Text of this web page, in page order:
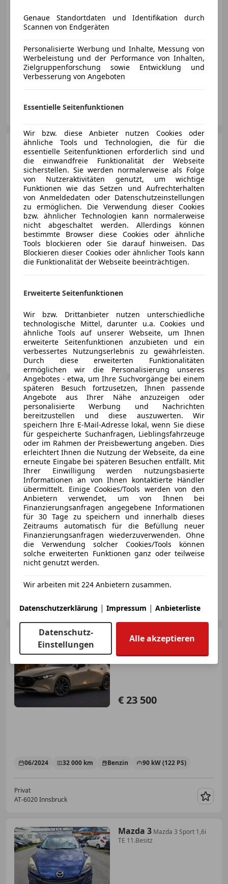
€ 2 250
05/2003 108 000 km Benzin
Privat
Mazda 2 1,25i Plusline II
€ 550
03/2005 110 100 km Benzin 55 kW (75 PS)
Privat
AT-6020 Innsbruck
Mazda 3 Sport CD150
Revolution Top
€ 9 999
AT-6020 Innsbruck
Mazda 3 Mazda 3 e-Skyactiv-
(Sonderedition z.B. Farbe "Sand")
€ 23 500
06/2024 32 000 km Benzin 90 kW (122 PS)
Privat
AT-6020 Innsbruck
Mazda 3 Mazda 3 Sport 1,6i
TE 11.Besitz
Genaue Standortdaten und Identifikation durch
Scannen von Endgeräten
Personalisierte Werbung und Inhalte, Messung von
Werbeleistung und der Performance von Inhalten,
Zielgruppenforschung sowie Entwicklung und
Verbesserung von Angeboten
Essentielle Seitenfunktionen
Wir bzw. diese Anbieter nutzen Cookies oder
ähnliche Tools und Technologien, die für die
essentielle Seitenfunktionen erforderlich sind und
die einwandfreie Funktionalität der Webseite
sicherstellen. Sie werden normalerweise als Folge
von Nutzeraktivitäten genutzt, um wichtige
Funktionen wie das Setzen und Aufrechterhalten
von Anmeldedaten oder Datenschutzeinstellungen
zu ermöglichen. Die Verwendung dieser Cookies
bzw. ähnlicher Technologien kann normalerweise
nicht abgeschaltet werden. Allerdings können
bestimmte Browser diese Cookies oder ähnliche
Tools blockieren oder Sie darauf hinweisen. Das
Blockieren dieser Cookies oder ähnlicher Tools kann
die Funktionalität der Webseite beeinträchtigen.
Erweiterte Seitenfunktionen
Wir bzw. Drittanbieter nutzen unterschiedliche
technologische Mittel, darunter u.a. Cookies und
ähnliche Tools auf unserer Webseite, um Ihnen
erweiterte Seitenfunktionen anzubieten und ein
verbessertes Nutzungserlebnis zu gewährleisten.
Durch diese erweiterten Funktionalitäten
ermöglichen wir die Personalisierung unseres
Angebotes - etwa, um Ihre Suchvorgänge bei einem
späteren Besuch fortzusetzen, Ihnen passende
Angebote aus Ihrer Nähe anzuzeigen oder
personalisierte Werbung und Nachrichten
bereitzustellen und diese auszuwerten. Wir
speichern Ihre E-Mail-Adresse lokal, wenn Sie diese
für gespeicherte Suchanfragen, Lieblingsfahrzeuge
oder im Rahmen der Preisbewertung angeben. Dies
erleichtert Ihnen die Nutzung der Webseite, da eine
erneute Eingabe bei späteren Besuchen entfällt. Mit
Ihrer Einwilligung werden nutzungsbasierte
Informationen an von Ihnen kontaktierte Händler
übermittelt. Einige Cookies/Tools werden von den
Anbietern verwendet, um von Ihnen bei
Finanzierungsanfragen angegebene Informationen
für 30 Tage zu speichern und innerhalb dieses
Zeitraums automatisch für die Befüllung neuer
Finanzierungsanfragen wiederzuverwenden. Ohne
die Verwendung solcher Cookies/Tools können
solche erweiterten Funktionen ganz oder teilweise
nicht genutzt werden.
Wir arbeiten mit 224 Anbietern zusammen.
Datenschutzerklärung | Impressum | Anbieterliste
Datenschutz-
Einstellungen
Alle akzeptieren